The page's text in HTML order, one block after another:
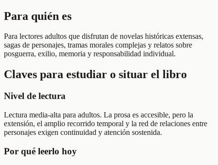
Para quién es
Para lectores adultos que disfrutan de novelas históricas extensas,
sagas de personajes, tramas morales complejas y relatos sobre
posguerra, exilio, memoria y responsabilidad individual.
Claves para estudiar o situar el libro
Nivel de lectura
Lectura media-alta para adultos. La prosa es accesible, pero la
extensión, el amplio recorrido temporal y la red de relaciones entre
personajes exigen continuidad y atención sostenida.
Por qué leerlo hoy